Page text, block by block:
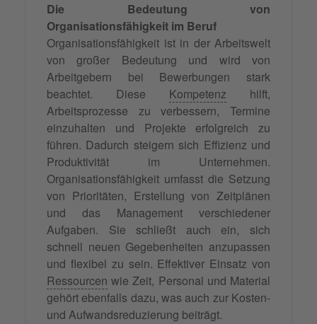
Die Bedeutung von
Organisationsfähigkeit im Beruf
Organisationsfähigkeit ist in der Arbeitswelt
von großer Bedeutung und wird von
Arbeitgebern bei Bewerbungen stark
beachtet. Diese Kompetenz hilft,
Arbeitsprozesse zu verbessern, Termine
einzuhalten und Projekte erfolgreich zu
führen. Dadurch steigern sich Effizienz und
Produktivität im Unternehmen.
Organisationsfähigkeit umfasst die Setzung
von Prioritäten, Erstellung von Zeitplänen
und das Management verschiedener
Aufgaben. Sie schließt auch ein, sich
schnell neuen Gegebenheiten anzupassen
und flexibel zu sein. Effektiver Einsatz von
Ressourcen wie Zeit, Personal und Material
gehört ebenfalls dazu, was auch zur Kosten-
und Aufwandsreduzierung beiträgt.